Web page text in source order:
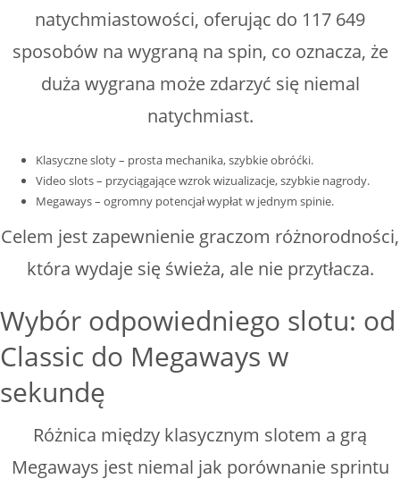
natychmiastowości, oferując do 117 649
sposobów na wygraną na spin, co oznacza, że
duża wygrana może zdarzyć się niemal
natychmiast.
Klasyczne sloty – prosta mechanika, szybkie obróćki.
Video slots – przyciągające wzrok wizualizacje, szybkie nagrody.
Megaways – ogromny potencjał wypłat w jednym spinie.
Celem jest zapewnienie graczom różnorodności,
która wydaje się świeża, ale nie przytłacza.
Wybór odpowiedniego slotu: od
Classic do Megaways w
sekundę
Różnica między klasycznym slotem a grą
Megaways jest niemal jak porównanie sprintu